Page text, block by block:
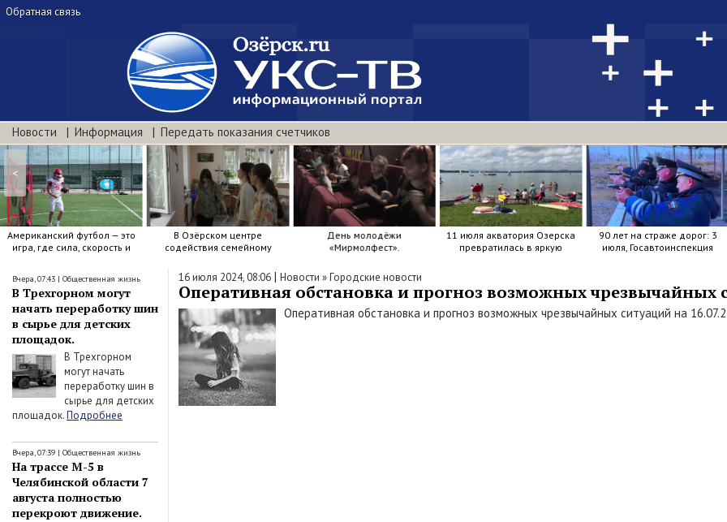
Обратная связь
Новости Информация Передать показания счетчиков
Американский футбол — это
игра, где сила, скорость и
В Озёрском центре
содействия семейному
День молодёжи
«Мирмолфест».
11 июля акватория Озерска
превратилась в яркую
90 лет на страже дорог: 3
июля, Госавтоинспекция
<
Вчера, 07:43 | Общественная жизнь
В Трехгорном могут
начать переработку шин
в сырье для детских
площадок.
В Трехгорном
могут начать
переработку шин в
сырье для детских
площадок.Подробнее
Вчера, 07:39 | Общественная жизнь
На трассе М-5 в
Челябинской области 7
августа полностью
перекроют движение.
16 июля 2024, 08:06 | Новости »Городские новости
Оперативная обстановка и прогноз возможных чрезвычайных
Оперативная обстановка и прогноз возможных чрезвычайных ситуаций на